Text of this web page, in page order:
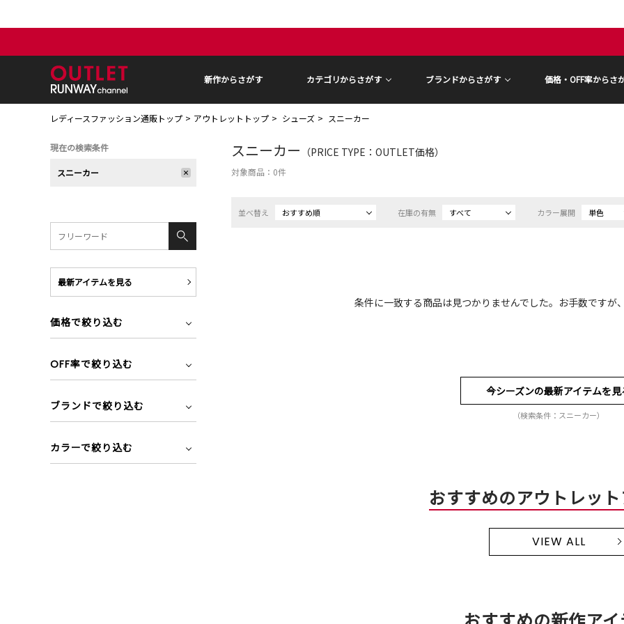
新作からさがす カテゴリからさがす ブランドからさがす 価格・OFF率からさ
レディースファッション通販トップ アウトレットトップ シューズ スニーカー
スニーカー （PRICE TYPE：OUTLET価格）
対象商品： 0件
並べ替え おすすめ順 在庫の有無 すべて カラー展開 単色
条件に一致する商品は見つかりませんでした。お手数ですが
今シーズンの最新アイテムを見
（検索条件：スニーカー）
おすすめのアウトレッ
VIEW ALL
現在の検索条件
スニーカー
最新アイテムを見る
価格で絞り込む
OFF率で絞り込む
ブランドで絞り込む
カラーで絞り込む